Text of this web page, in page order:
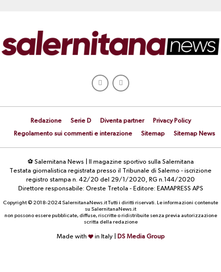
Redazione Serie D Diventa partner
Privacy Policy
Regolamento sui commenti e interazione
Sitemap Sitemap News
⚽ Salernitana News | Il magazine sportivo sulla Salernitana
Testata giornalistica registrata presso il Tribunale di Salerno - iscrizione
registro stampa n. 42/20 del 29/1/2020, RG n.144/2020
Direttore responsabile: Oreste Tretola - Editore: EAMAPRESS APS
Copyright © 2018-2024 SalernitanaNews.it Tutti i diritti riservati. Le informazioni contenute
su SalernitanaNews.it
non possono essere pubblicate, diffuse, riscritte o ridistribuite senza previa autorizzazione
scritta della redazione
Made with in Italy | DS Media Group